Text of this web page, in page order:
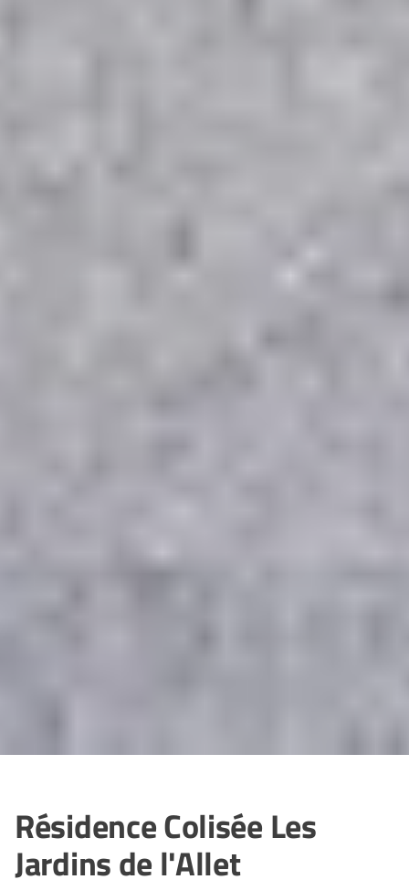
Résidence Colisée Les
Jardins de l'Allet